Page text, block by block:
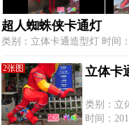
超人蜘蛛侠卡通灯
类别：立体卡通造型灯 时间
2张图 立体卡
类别：立
时间：